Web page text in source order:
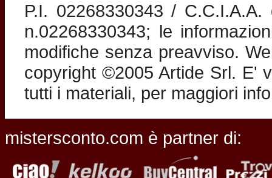
P.I. 02268330343 /
n.02268330343; le
modifiche senza preavviso.
copyright ©2005 Artide Srl. E'
tutti i materiali, per maggiori
mistersconto.com è partner di: